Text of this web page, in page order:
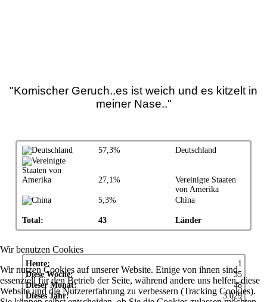
"Komischer Geruch..es ist weich und es kitzelt in
meiner Nase.."
57,3% Deutschland
27,1%
Vereinigte Staaten
von Amerika
5,3%
China
Total: 43 Länder
Heute:
1
Diese Woche:
35
Dieser Monat:
48
Dieses Jahr:
3.029
Wir benutzen Cookies
Wir nutzen Cookies auf unserer Website. Einige von ihnen sind
essenziell für den Betrieb der Seite, während andere uns helfen, diese
Website und die Nutzererfahrung zu verbessern (Tracking Cookies).